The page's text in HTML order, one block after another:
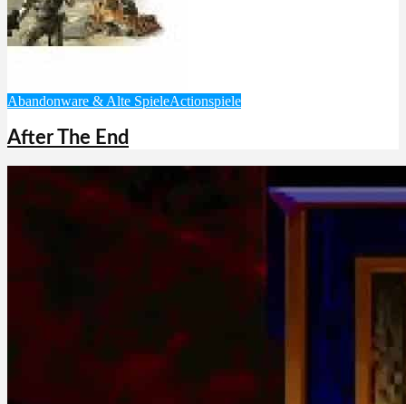
Abandonware & Alte SpieleActionspiele
After The End